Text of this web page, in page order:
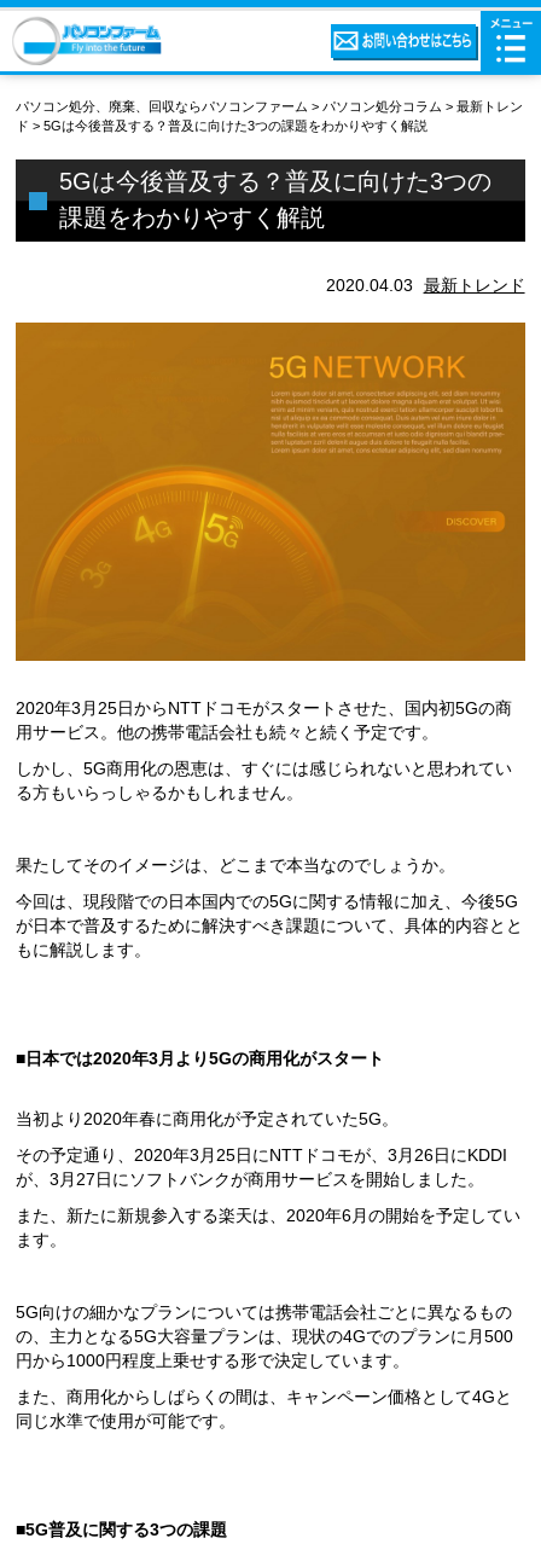
パソコン処分、廃棄、回収ならパソコンファーム> パソコン処分コラム >最新トレン
ド >5Gは今後普及する？普及に向けた3つの課題をわかりやすく解説
5Gは今後普及する？普及に向けた3つの
課題をわかりやすく解説
2020.04.03 最新トレンド
2020年3月25日からNTTドコモがスタートさせた、国内初5Gの商
用サービス。他の携帯電話会社も続々と続く予定です。
しかし、5G商用化の恩恵は、すぐには感じられないと思われてい
る方もいらっしゃるかもしれません。
果たしてそのイメージは、どこまで本当なのでしょうか。
今回は、現段階での日本国内での5Gに関する情報に加え、今後5G
が日本で普及するために解決すべき課題について、具体的内容とと
もに解説します。
■日本では2020年3月より5Gの商用化がスタート
当初より2020年春に商用化が予定されていた5G。
その予定通り、2020年3月25日にNTTドコモが、3月26日にKDDI
が、3月27日にソフトバンクが商用サービスを開始しました。
また、新たに新規参入する楽天は、2020年6月の開始を予定してい
ます。
5G向けの細かなプランについては携帯電話会社ごとに異なるもの
の、主力となる5G大容量プランは、現状の4Gでのプランに月500
円から1000円程度上乗せする形で決定しています。
また、商用化からしばらくの間は、キャンペーン価格として4Gと
同じ水準で使用が可能です。
■5G普及に関する3つの課題